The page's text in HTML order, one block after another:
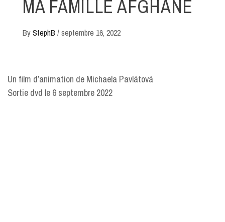
MA FAMILLE AFGHANE
ByStephB /septembre 16, 2022
Un film d’animation de Michaela Pavlátová
Sortie dvd le 6 septembre 2022